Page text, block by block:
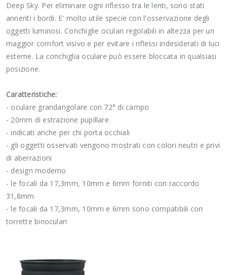
Deep Sky. Per eliminare ogni riflesso tra le lenti, sono stati
anneriti i bordi. E' molto utile specie con l'osservazione degli
oggetti luminosi. Conchiglie oculari regolabili in altezza per un
maggior comfort visivo e per evitare i riflessi indesiderati di luci
esterne. La conchiglia oculare può essere bloccata in qualsiasi
posizione.
Caratteristiche:
- oculare grandangolare con 72° di campo
- 20mm di estrazione pupillare
- indicati anche per chi porta occhiali
- gli oggetti osservati vengono mostrati con colori neutri e privi
di aberrazioni
- design moderno
- le focali da 17,3mm, 10mm e 6mm forniti con raccordo
31,8mm
- le focali da 17,3mm, 10mm e 6mm sono compatibili con
torrette binoculari